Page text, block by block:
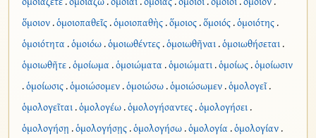
ὅμοιον.ὁμοιοπαθεῖς.ὁμοιοπαθὴς.ὅμοιος.ὅμοιός.ὁμοιότης.
ὁμοιότητα .ὁμοιόω.ὁμοιωθέντες.ὁμοιωθῆναι.ὁμοιωθήσεται.
ὁμοιωθῆτε.ὁμοίωμα .ὁμοιώματα .ὁμοιώματι.ὁμοίως.ὁμοίωσιν
.ὁμοίωσις.ὁμοιώσομεν.ὁμοιώσω.ὁμοιώσωμεν.ὁμολογεῖ.
ὁμολογεῖται.ὁμολογέω.ὁμολογήσαντες.ὁμολογήσει.
ὁμολογήσῃ .ὁμολογήσῃς.ὁμολογήσω.ὁμολογία .ὁμολογίαν.